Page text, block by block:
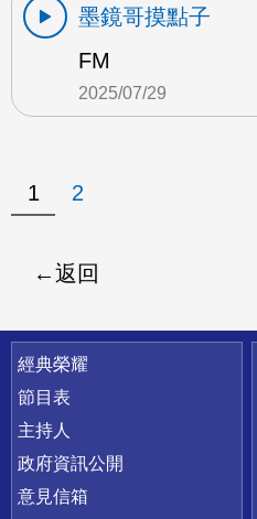
墨鏡哥摸點子
FM
2025/07/29
1 2
返回
快速連結
經典榮耀
節目表
主持人
政府資訊公開
意見信箱